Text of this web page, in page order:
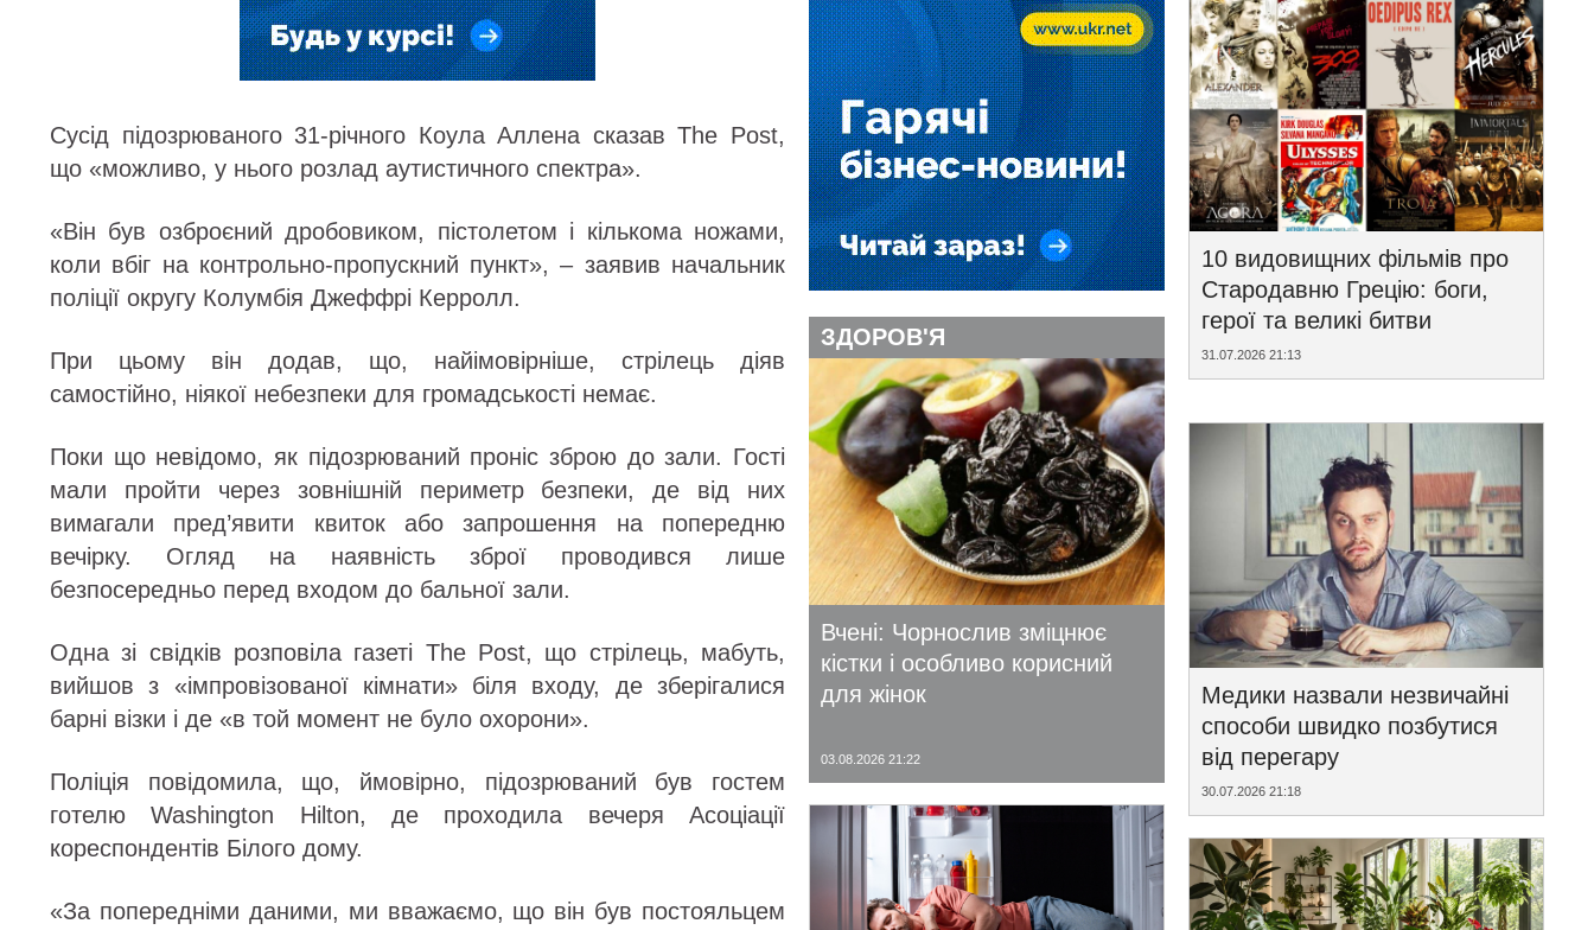
Сусід підозрюваного 31-річного Коула Аллена сказав The Post,
що «можливо, у нього розлад аутистичного спектра».
«Він був озброєний дробовиком, пістолетом і кількома ножами,
коли вбіг на контрольно-пропускний пункт», – заявив начальник
поліції округу Колумбія Джеффрі Керролл.
При цьому він додав, що, найімовірніше, стрілець діяв
самостійно, ніякої небезпеки для громадськості немає.
Поки що невідомо, як підозрюваний проніс зброю до зали. Гості
мали пройти через зовнішній периметр безпеки, де від них
вимагали пред’явити квиток або запрошення на попередню
вечірку. Огляд на наявність зброї проводився лише
безпосередньо перед входом до бальної зали.
Одна зі свідків розповіла газеті The Post, що стрілець, мабуть,
вийшов з «імпровізованої кімнати» біля входу, де зберігалися
барні візки і де «в той момент не було охорони».
Поліція повідомила, що, ймовірно, підозрюваний був гостем
готелю Washington Hilton, де проходила вечеря Асоціації
кореспондентів Білого дому.
«За попередніми даними, ми вважаємо, що він був постояльцем
ЗДОРОВ'Я
Вчені: Чорнослив зміцнює
кістки і особливо корисний
для жінок
03.08.2026 21:22
10 видовищних фільмів про
Стародавню Грецію: боги,
герої та великі битви
31.07.2026 21:13
Медики назвали незвичайні
способи швидко позбутися
від перегару
30.07.2026 21:18